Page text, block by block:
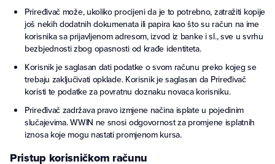
Priređivač može, ukoliko procijeni da je to potrebno, zatražiti kopije
još nekih dodatnih dokumenata ili papira kao što su račun na ime
korisnika sa prijavljenom adresom, izvod iz banke i sl., sve u svrhu
bezbjednosti zbog opasnosti od krađe identiteta.
Korisnik je saglasan dati podatke o svom računu preko kojeg se
trebaju zaključivati opklade. Korisnik je saglasan da Priređivač
koristi te podatke za povratnu doznaku novaca korisniku.
Priređivač zadržava pravo izmjene načina isplate u pojedinim
slučajevima. WWIN ne snosi odgovornost za promjene isplatnih
iznosa koje mogu nastati promjenom kursa.
Pristup korisničkom računu